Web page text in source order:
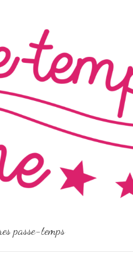
passe-temps